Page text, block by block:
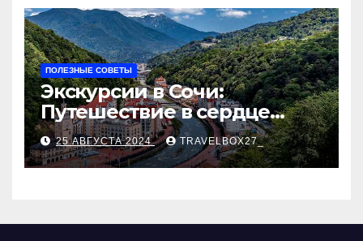
ПОЛЕЗНЫЕ СОВЕТЫ
Экскурсии в Сочи:
Путешествие в сердце
Черноморского курорта
25 АВГУСТА 2024 TRAVELBOX27_